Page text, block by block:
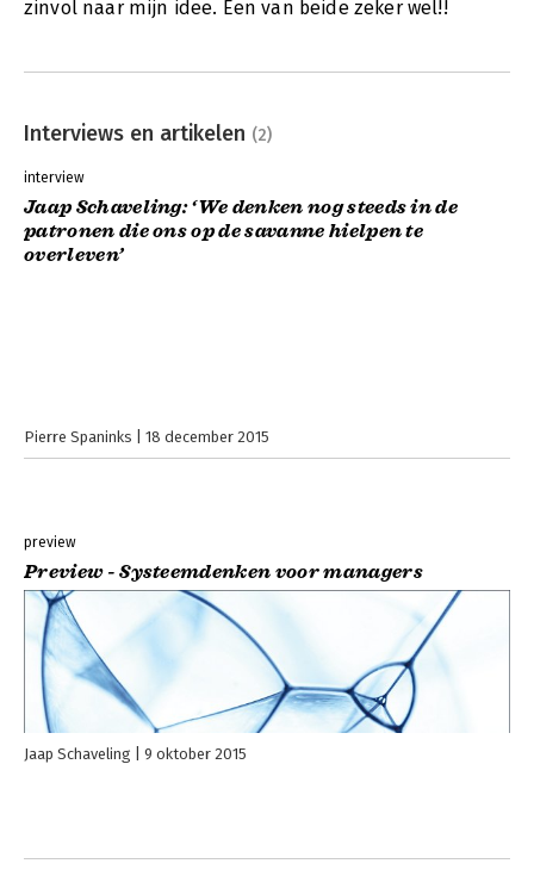
zinvol naar mijn idee. Een van beide zeker wel!!
Interviews en artikelen (2)
interview
Jaap Schaveling: ‘We denken nog steeds in de
patronen die ons op de savanne hielpen te
overleven’
Pierre Spaninks 18 december 2015
preview
Preview - Systeemdenken voor managers
Jaap Schaveling 9 oktober 2015